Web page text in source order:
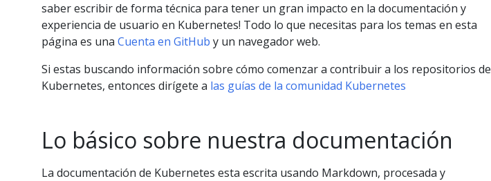
saber escribir de forma técnica para tener un gran impacto en la documentación y
experiencia de usuario en Kubernetes! Todo lo que necesitas para los temas en esta
página es una Cuenta en GitHub y un navegador web.
Si estas buscando información sobre cómo comenzar a contribuir a los repositorios de
Kubernetes, entonces dirígete a las guías de la comunidad Kubernetes
Lo básico sobre nuestra documentación
La documentación de Kubernetes esta escrita usando Markdown, procesada y